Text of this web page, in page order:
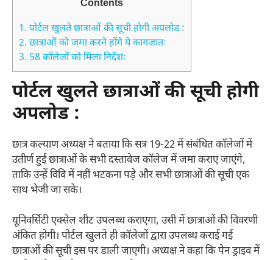
Contents
1. पोर्टल खुलते छात्राओं की सूची होगी अपलोड :
2. छात्राओं को जमा करने होंगे ये कागजातः
3. 58 कॉलेजों को मिला निर्देशः
पोर्टल खुलते छात्राओं की सूची होगी
अपलोड :
छात्र कल्याण अध्यक्ष ने बताया कि सत्र 19-22 में संबंधित कॉलेजों में
उतीर्ण हुईं छात्राओं के सभी दस्तावेज कॉलेज में जमा कराए जाएंगे,
ताकि उन्हें विवि में नहीं भटकना पड़े और सभी छात्राओं की सूची एक
साथ भेजी जा सके।
यूनिवर्सिटी एक्सेल शीट उपलब्ध कराएगा, उसी में छात्राओं की विवरणी
अंकित होगी। पोर्टल खुलते ही कॉलेजों द्वारा उपलब्ध कराई गई
छात्राओं की सूची इस पर डाली जाएगी। अध्यक्ष ने कहा कि पेन ड्राइव में